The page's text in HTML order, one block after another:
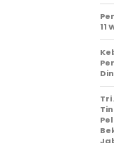
11
Tri